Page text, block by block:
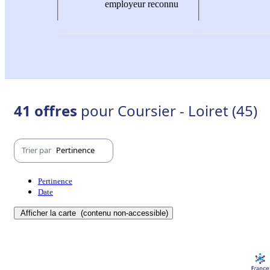
employeur reconnu
41 offres pour Coursier - Loiret (45)
Trier par Pertinence
Pertinence
Date
Afficher la carte (contenu non-accessible)